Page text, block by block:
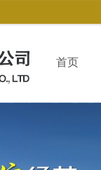
首页